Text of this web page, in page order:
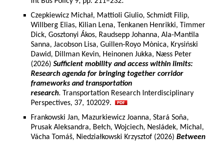
Czepkiewicz Michał, Mattioli Giulio, Schmidt Filip,
Willberg Elias, Kilian Lena, Tenkanen Henrikki, Timmer
Dick, Gosztonyi Ákos, Raudsepp Johanna, Ala-Mantila
Sanna, Jacobson Lisa, Guillen-Royo Mònica, Krysiński
Dawid, Dillman Kevin, Heinonen Jukka, Næss Peter
(2026) Sufficient mobility and access within limits:
Research agenda for bringing together corridor
frameworks and transportation
research. Transportation Research Interdisciplinary
Perspectives, 37, 102029.
Frankowski Jan, Mazurkiewicz Joanna, Stará Soňa,
Prusak Aleksandra, Bełch, Wojciech, Nesládek, Michal,
Vácha Tomáš, Niedziałkowski Krzysztof (2026) Between